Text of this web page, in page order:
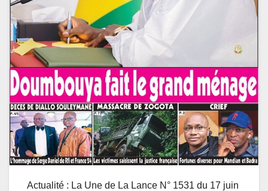
Actualité : La Une de La Lance N° 1531 du 17 juin